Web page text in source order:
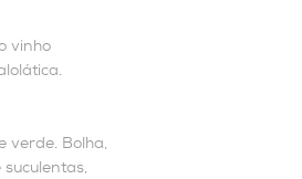
vinho
verde. Bolha,